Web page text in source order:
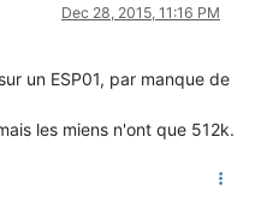
Dec 28, 2015, 11:16 PM
un ESP01, par manque de
les miens n'ont que 512k.